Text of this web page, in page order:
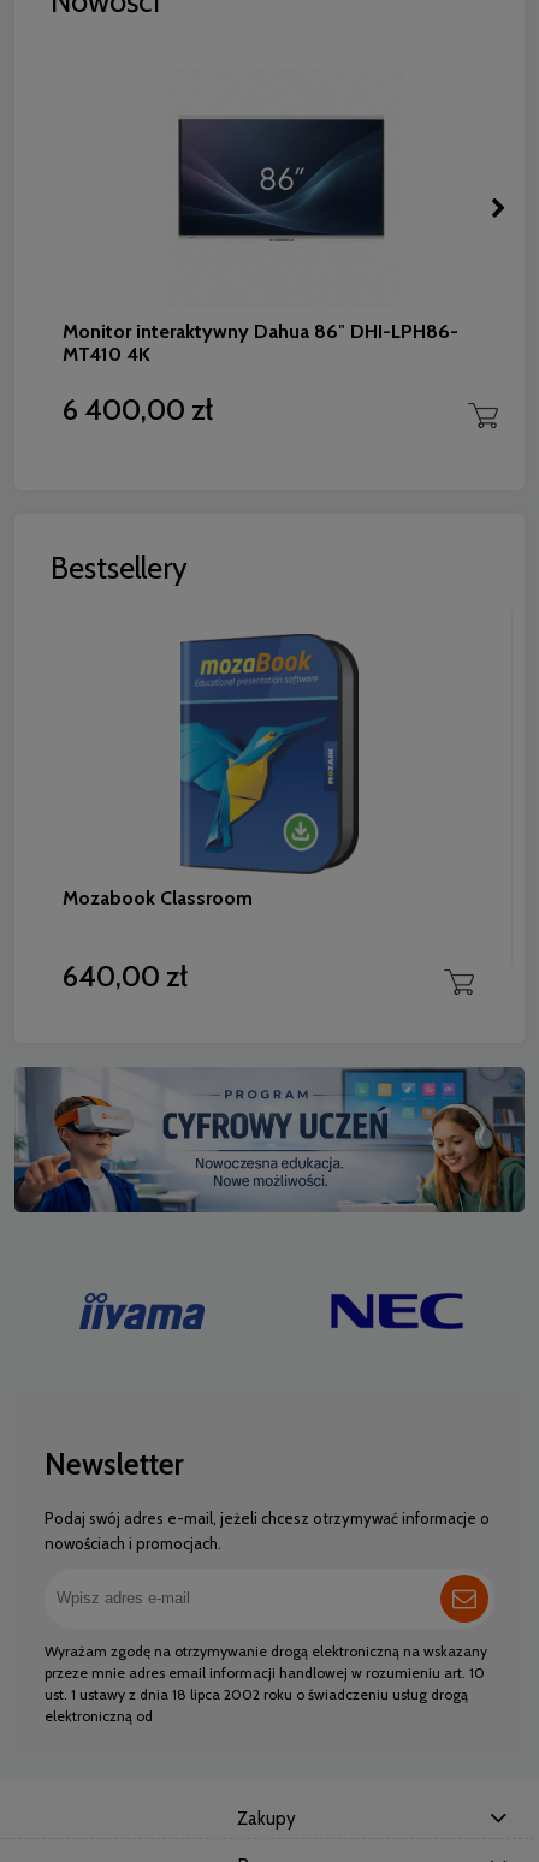
Monitor interaktywny Dahua 86″ DHI-LPH86-
MT410 4K
6 400,00 zł
Bestsellery
Mozabook Classroom
640,00 zł
Newsletter
Podaj swój adres e-mail, jeżeli chcesz otrzymywać informacje o
nowościach i promocjach.
Wyrażam zgodę na otrzymywanie drogą elektroniczną na wskazany
przeze mnie adres email informacji handlowej w rozumieniu art. 10
ust. 1 ustawy z dnia 18 lipca 2002 roku o świadczeniu usług drogą
elektroniczną od
Zakupy